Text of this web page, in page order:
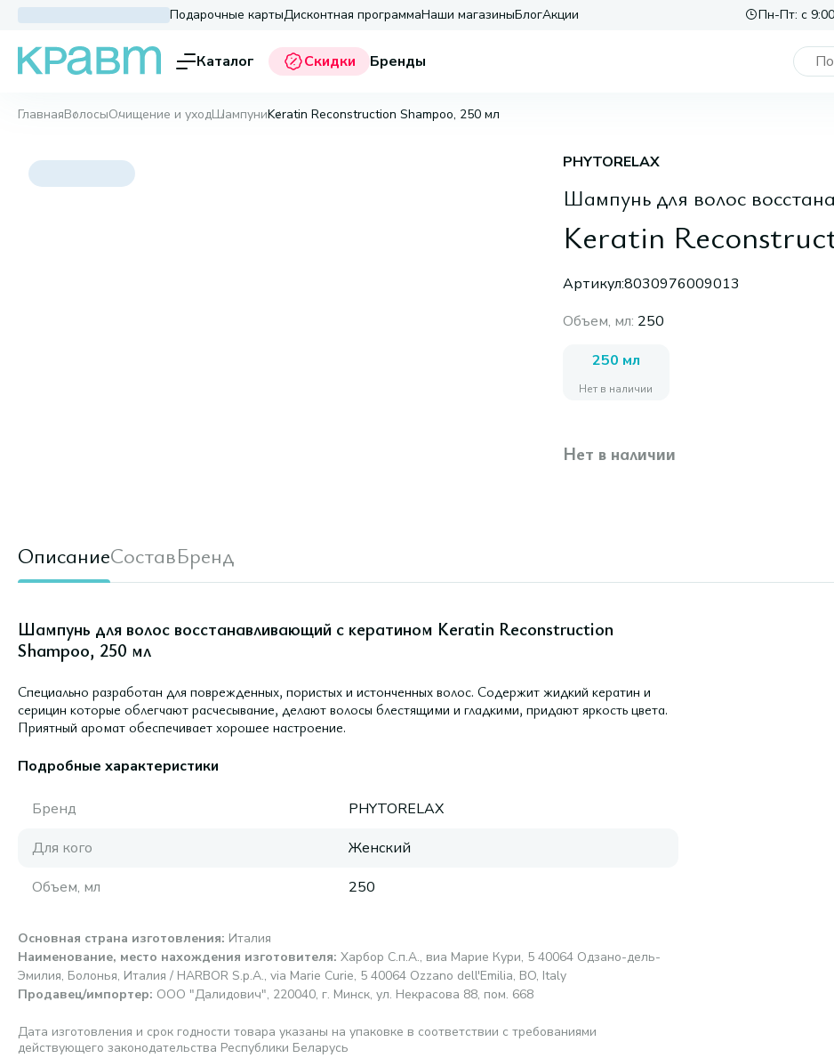
Подарочные картыДисконтная программаНаши магазиныБлогАкции Пн-Пт: с
Каталог Скидки Бренды
ГлавнаяВолосыОчищение и уходШампуниKeratin Reconstruction Shampoo, 250 мл
PHYTORELAX
Шампунь для волос
Keratin
Артикул:8030976009013
Объем, мл: 250
250 мл
Нет в наличии
Нет в наличии
ОписаниеСоставБренд
Шампунь для волос восстанавливающий с кератином Keratin Reconstruction
Shampoo, 250 мл
Специально разработан для поврежденных, пористых и истонченных волос. Содержит жидкий кератин и
серицин которые облегчают расчесывание, делают волосы блестящими и гладкими, придают яркость цвета.
Приятный аромат обеспечивает хорошее настроение.
Подробные характеристики
Бренд
PHYTORELAX
Для кого
Женский
Объем, мл
250
Основная страна изготовления: Италия
Наименование, место нахождения изготовителя: Харбор С.п.А., виа Марие Кури, 5 40064 Одзано-дель-
Эмилия, Болонья, Италия / HARBOR S.p.A., via Marie Curie, 5 40064 Ozzano dell'Emilia, BO, Italy
Продавец/импортер: ООО "Далидович", 220040, г. Минск, ул. Некрасова 88, пом. 668
Дата изготовления и срок годности товара указаны на упаковке в соответствии с требованиями
действующего законодательства Республики Беларусь